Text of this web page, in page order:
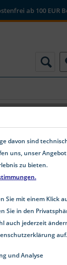
ab 100 EUR
hohe
davon sind
uns, unser
zu bieten.
Sie mit einem Klick
Sie in den
auch jederzeit
auf.
und Analyse